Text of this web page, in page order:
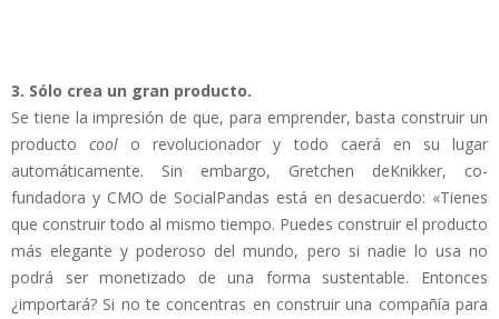
3. Sólo crea un gran producto.
Se tiene la impresión de que, para emprender, basta construir un
productocool o revolucionador y todo caerá en su lugar
automáticamente. Sin embargo, Gretchen deKnikker, co-
fundadora y CMO de SocialPandas está en desacuerdo: «Tienes
que construir todo al mismo tiempo. Puedes construir el producto
más elegante y poderoso del mundo, pero si nadie lo usa no
podrá ser monetizado de una forma sustentable. Entonces
¿importará? Si no te concentras en construir una compañía para